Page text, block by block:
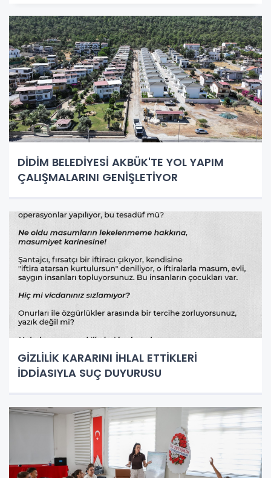
DİDİM BELEDİYESİ AKBÜK'TE YOL YAPIM
ÇALIŞMALARINI GENİŞLETİYOR
GİZLİLİK KARARINI İHLAL ETTİKLERİ
İDDİASIYLA SUÇ DUYURUSU